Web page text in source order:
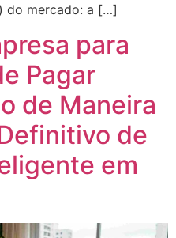
do mercado: a […]
para
Pagar
de Maneira
de
em